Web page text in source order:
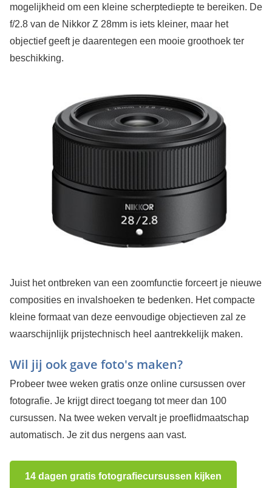
mogelijkheid om een kleine scherptediepte te bereiken. De
f/2.8 van de Nikkor Z 28mm is iets kleiner, maar het
objectief geeft je daarentegen een mooie groothoek ter
beschikking.
Juist het ontbreken van een zoomfunctie forceert je nieuwe
composities en invalshoeken te bedenken. Het compacte
kleine formaat van deze eenvoudige objectieven zal ze
waarschijnlijk prijstechnisch heel aantrekkelijk maken.
Wil jij ook gave foto's maken?
Probeer twee weken gratis onze online cursussen over
fotografie. Je krijgt direct toegang tot meer dan 100
cursussen. Na twee weken vervalt je proeflidmaatschap
automatisch. Je zit dus nergens aan vast.
14 dagen gratis fotografiecursussen kijken